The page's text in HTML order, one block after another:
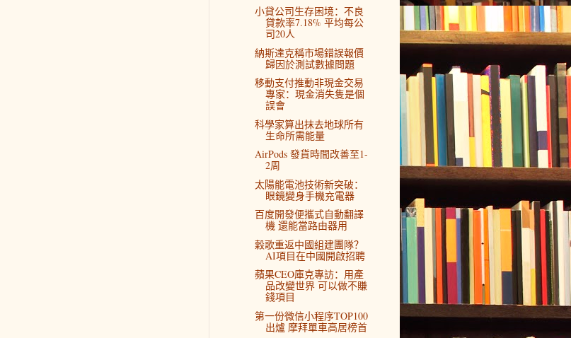
小貸公司生存困境：不良
貸款率7.18% 平均每公
司20人
納斯達克稱市場錯誤報價
歸因於測試數據問題
移動支付推動非現金交易
專家：現金消失隻是個
誤會
科學家算出抹去地球所有
生命所需能量
AirPods 發貨時間改善至1-
2周
太陽能電池技術新突破：
眼鏡變身手機充電器
百度開發便攜式自動翻譯
機 還能當路由器用
穀歌重返中國組建團隊？
AI項目在中國開啟招聘
蘋果CEO庫克專訪：用產
品改變世界 可以做不賺
錢項目
第一份微信小程序TOP100
出爐 摩拜單車高居榜首